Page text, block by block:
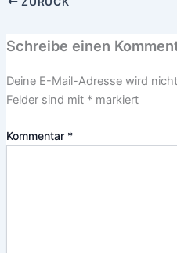
Schreibe einen
Deine E-Mail-Adresse wird
Felder sind mit *markiert
Kommentar *